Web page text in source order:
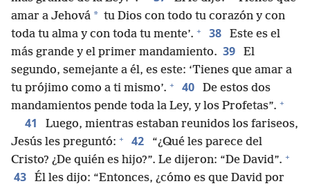
amar a Jehová * tu Dios con todo tu corazón y con
toda tu alma y con toda tu mente’. + 38
Este es el
más grande y el primer mandamiento. 39
El
segundo, semejante a él, es este: ‘Tienes que amar a
tu prójimo como a ti mismo’. + 40
De estos dos
mandamientos pende toda la Ley, y los Profetas”. +
41
Luego, mientras estaban reunidos los fariseos,
Jesús les preguntó: + 42
“¿Qué les parece del
Cristo? ¿De quién es hijo?”. Le dijeron: “De David”. +
43
Él les dijo: “Entonces, ¿cómo es que David por